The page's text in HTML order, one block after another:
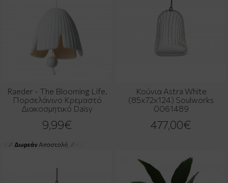
Raeder - The Blooming Life.
Πορσελάνινο Κρεμαστό
Διακοσμητικό Daisy
9,99€
Κούνια Astra White
(85x72x124) Soulworks
0061489
477,00€